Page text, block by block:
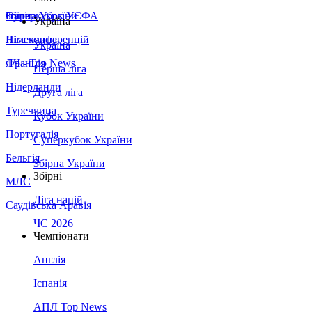
Збірна України
Італія
Німеччина
Франція
Нідерланди
Туреччина
Португалія
Бельгія
МЛС
Саудівська Аравія
Суперкубок УЄФА
Ліга конференцій
ЛЧ - Top News
Україна
Україна
Перша ліга
Друга ліга
Кубок України
Суперкубок України
Збірна України
Збірні
Ліга націй
ЧС 2026
Чемпіонати
Англія
Іспанія
АПЛ Top News